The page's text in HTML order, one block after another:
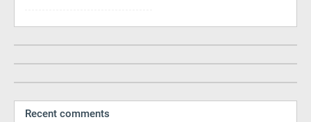
Recent comments